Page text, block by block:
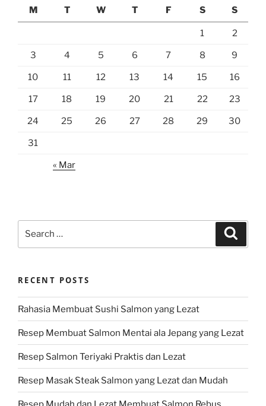
M
T W T F S S
1 2
3 4 5 6 7 8 9
10 11 12 13 14 15 16
17 18 19 20 21 22 23
24 25 26 27 28 29 30
31
« Mar
RECENT POSTS
Rahasia Membuat Sushi Salmon yang Lezat
Resep Membuat Salmon Mentai ala Jepang yang Lezat
Resep Salmon Teriyaki Praktis dan Lezat
Resep Masak Steak Salmon yang Lezat dan Mudah